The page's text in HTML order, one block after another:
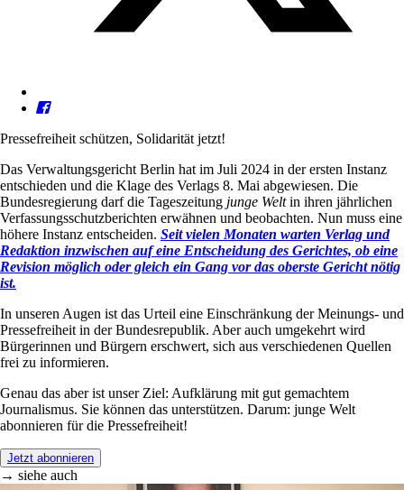
Pressefreiheit schützen, Solidarität jetzt!
Das Verwaltungsgericht Berlin hat im Juli 2024 in der ersten Instanz
entschieden und die Klage des Verlags 8. Mai abgewiesen. Die
Bundesregierung darf die Tageszeitung junge Weltin ihren jährlichen
Verfassungsschutzberichten erwähnen und beobachten. Nun muss eine
höhere Instanz entscheiden. Seit vielen Monaten warten Verlag und
Redaktion inzwischen auf eine Entscheidung des Gerichtes, ob eine
Revision möglich oder gleich ein Gang vor das oberste Gericht nötig
ist.
In unseren Augen ist das Urteil eine Einschränkung der Meinungs- und
Pressefreiheit in der Bundesrepublik. Aber auch umgekehrt wird
Bürgerinnen und Bürgern erschwert, sich aus verschiedenen Quellen
frei zu informieren.
Genau das aber ist unser Ziel: Aufklärung mit gut gemachtem
Journalismus. Sie können das unterstützen. Darum: junge Welt
abonnieren für die Pressefreiheit!
Jetzt abonnieren
→ siehe auch